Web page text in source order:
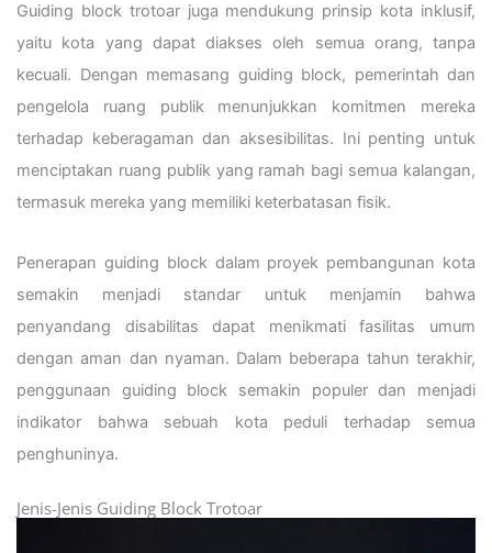
Guiding block trotoar juga mendukung prinsip kota inklusif,
yaitu kota yang dapat diakses oleh semua orang, tanpa
kecuali. Dengan memasang guiding block, pemerintah dan
pengelola ruang publik menunjukkan komitmen mereka
terhadap keberagaman dan aksesibilitas. Ini penting untuk
menciptakan ruang publik yang ramah bagi semua kalangan,
termasuk mereka yang memiliki keterbatasan fisik.
Penerapan guiding block dalam proyek pembangunan kota
semakin menjadi standar untuk menjamin bahwa
penyandang disabilitas dapat menikmati fasilitas umum
dengan aman dan nyaman. Dalam beberapa tahun terakhir,
penggunaan guiding block semakin populer dan menjadi
indikator bahwa sebuah kota peduli terhadap semua
penghuninya.
Jenis-Jenis Guiding Block Trotoar